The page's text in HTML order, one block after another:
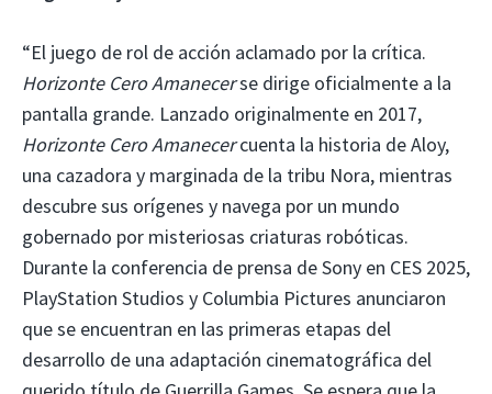
“El juego de rol de acción aclamado por la crítica.
Horizonte Cero Amanecerse dirige oficialmente a la
pantalla grande. Lanzado originalmente en 2017,
Horizonte Cero Amanecercuenta la historia de Aloy,
una cazadora y marginada de la tribu Nora, mientras
descubre sus orígenes y navega por un mundo
gobernado por misteriosas criaturas robóticas.
Durante la conferencia de prensa de Sony en CES 2025,
PlayStation Studios y Columbia Pictures anunciaron
que se encuentran en las primeras etapas del
desarrollo de una adaptación cinematográfica del